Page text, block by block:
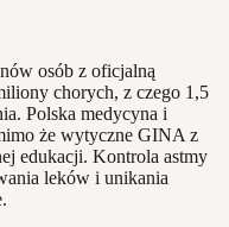
osób z oficjalną
chorych, z czego 1,5
Polska medycyna i
że wytyczne GINA z
edukacji. Kontrola astmy
leków i unikania